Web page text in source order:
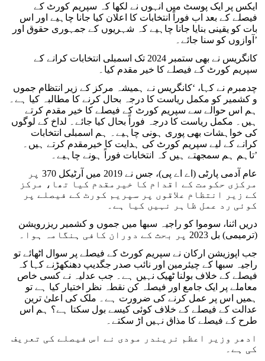
ایکس پر ایک پوسٹ میں انہوں نے لکھا کہ سپریم کورٹ کے
فیصلے کے بعد اب فوراً انتخابات کا اعلان کیا جانا چاہیے اور اس
بات کو یقینی بنایا جانا چاہیے کہ شہریوں کے جمہوری حقوق اور
آوازوں کو سنا جائے۔’
کانگریس نے بھی ستمبر 2024 تک اسمبلی انتخابات کرانے کے
سپریم کورٹ کے فیصلے کا خیر مقدم کیا۔
چدمبرم نے کہا، ‘کانگریس نے ہمیشہ مرکز کے زیر انتظام جموں
و کشمیر کو مکمل ریاست کا درجہ بحال کرنے کا مطالبہ کیا ہے۔
ہم اس حوالے سے سپریم کورٹ کے فیصلے کا خیر مقدم کرتے
ہیں۔ مکمل ریاست کا درجہ فوراً بحال کیا جائے۔ لداخ کے لوگوں
کی خواہشات بھی پوری ہونی چاہیے۔ ہم اسمبلی انتخابات
کرانے کے لیے سپریم کورٹ کی ہدایت کا خیرمقدم کرتے ہیں۔
تاہم ہم سمجھتے ہیں کہ انتخابات فوراً ہونے چاہیے۔’
عام آدمی پارٹی (اے اے پی)، جس نے 2019 میں آرٹیکل 370 پر
مرکزی حکومت کے اقدام کا خیرمقدم کیا تھا، مرکز
کے زیر انتظام علاقوں پر سپریم کورٹ کے فیصلے پر
کوئی رد عمل ظاہر نہیں کیا ہے۔
دریں اثنا، سوموا کو راجیہ سبھا میں جموں و کشمیر ریزرویشن
(ترمیمی) بل 2023 پر بحث کے دوران کافی ہنگامہ ہوا۔
جب اپوزیشن ارکان نے سپریم کورٹ کے فیصلے پر سوال اٹھائے تو
راجیہ سبھا کے چیئرمین اور نائب صدر جگدیپ دھنکھڑنے کہا کہ
فیصلے کے خلاف بولنا ٹھیک نہیں ہے۔ جب عدلیہ نے کسی خاص
معاملے پر ایک جامع اور فیصلہ کن نقطہ نظر اختیار کیا ہے تو
ہمیں اس پر عمل کرنے کی ضرورت ہے۔ ملک کی اعلیٰ ترین
عدالت کے فیصلے کے خلاف کوئی کیسے بول سکتا ہے؟ ہم اس
طرح کے فیصلے کا مذاق نہیں اڑ سکتے۔
ادھر وزیر اعظم نریندر مودی نے اس فیصلے کی تعریف
کی ہے۔